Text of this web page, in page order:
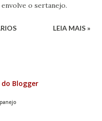
o sertanejo.
LEIA MAIS »
Blogger